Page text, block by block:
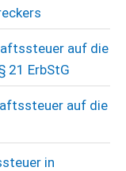
auf die
21 ErbStG
auf die
in